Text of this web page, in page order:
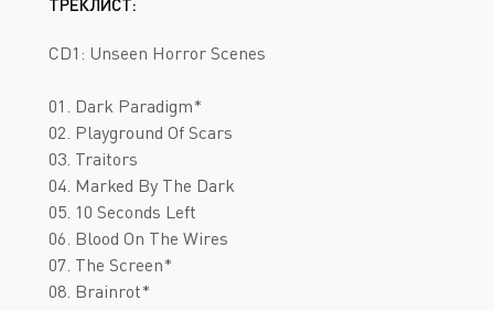
ТРЕКЛИСТ:
CD1: Unseen Horror Scenes
01. Dark Paradigm*
02. Playground Of Scars
03. Traitors
04. Marked By The Dark
05. 10 Seconds Left
06. Blood On The Wires
07. The Screen*
08. Brainrot*